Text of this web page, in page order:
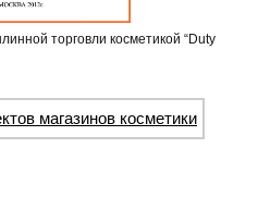
торговли косметикой “Duty
магазинов косметики